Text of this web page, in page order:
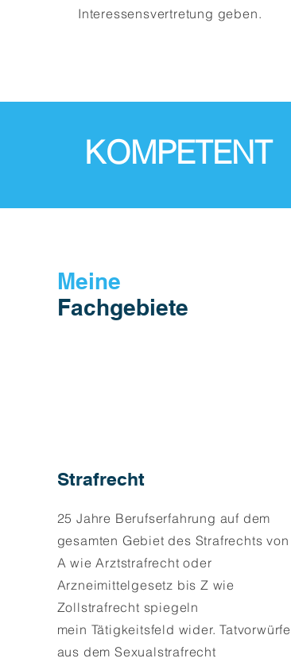
Interessensvertretung geben.
KOMPETENT
Meine
Fachgebiete
Strafrecht
25 Jahre Berufserfahrung auf dem
gesamten Gebiet des Strafrechts von
A wie Arztstrafrecht oder
Arzneimittelgesetz bis Z wie
Zollstrafrecht spiegeln
mein Tätigkeitsfeld wider. Tatvorwürfe
aus dem Sexualstrafrecht